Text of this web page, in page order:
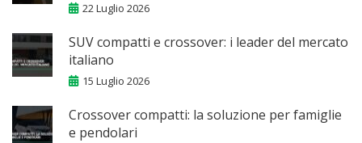
22 Luglio 2026
SUV compatti e crossover: i leader del mercato
italiano
15 Luglio 2026
Crossover compatti: la soluzione per famiglie
e pendolari